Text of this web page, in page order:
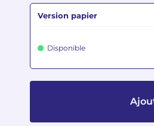
Version papier
Disponible